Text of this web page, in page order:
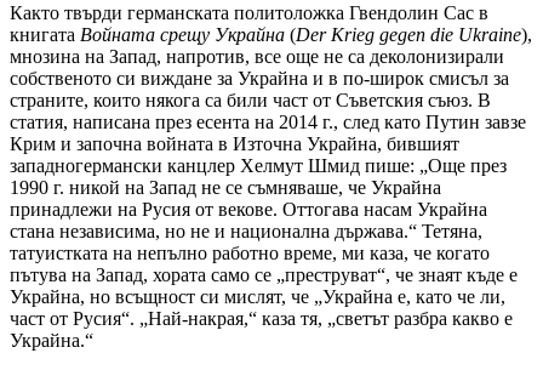
Както твърди германската политоложка Гвендолин Сас в
книгата Войната срещу Украйна (Der Krieg gegen die Ukraine),
мнозина на Запад, напротив, все още не са деколонизирали
собственото си виждане за Украйна и в по-широк смисъл за
страните, които някога са били част от Съветския съюз. В
статия, написана през есента на 2014 г., след като Путин завзе
Крим и започна войната в Източна Украйна, бившият
западногермански канцлер Хелмут Шмид пише: „Още през
1990 г. никой на Запад не се съмняваше, че Украйна
принадлежи на Русия от векове. Оттогава насам Украйна
стана независима, но не и национална държава.“ Тетяна,
татуистката на непълно работно време, ми каза, че когато
пътува на Запад, хората само се „преструват“, че знаят къде е
Украйна, но всъщност си мислят, че „Украйна е, като че ли,
част от Русия“. „Най-накрая,“ каза тя, „светът разбра какво е
Украйна.“